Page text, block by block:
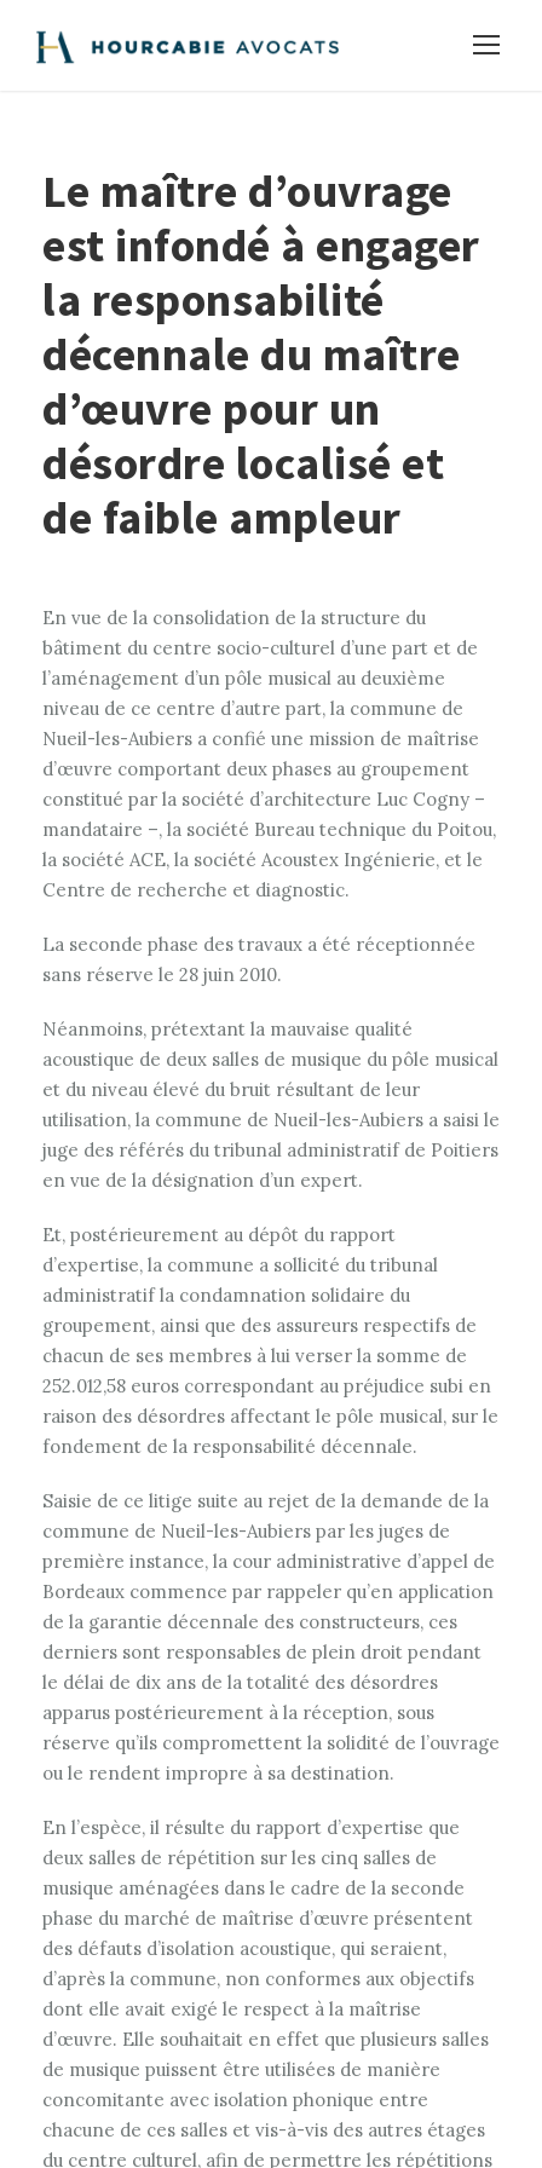
Le maître d’ouvrage
est infondé à engager
la responsabilité
décennale du maître
d’œuvre pour un
désordre localisé et
de faible ampleur
En vue de la consolidation de la structure du
bâtiment du centre socio-culturel d’une part et de
l’aménagement d’un pôle musical au deuxième
niveau de ce centre d’autre part, la commune de
Nueil-les-Aubiers a confié une mission de maîtrise
d’œuvre comportant deux phases au groupement
constitué par la société d’architecture Luc Cogny –
mandataire –, la société Bureau technique du Poitou,
la société ACE, la société Acoustex Ingénierie, et le
Centre de recherche et diagnostic.
La seconde phase des travaux a été réceptionnée
sans réserve le 28 juin 2010.
Néanmoins, prétextant la mauvaise qualité
acoustique de deux salles de musique du pôle musical
et du niveau élevé du bruit résultant de leur
utilisation, la commune de Nueil-les-Aubiers a saisi le
juge des référés du tribunal administratif de Poitiers
en vue de la désignation d’un expert.
Et, postérieurement au dépôt du rapport
d’expertise, la commune a sollicité du tribunal
administratif la condamnation solidaire du
groupement, ainsi que des assureurs respectifs de
chacun de ses membres à lui verser la somme de
252.012,58 euros correspondant au préjudice subi en
raison des désordres affectant le pôle musical, sur le
fondement de la responsabilité décennale.
Saisie de ce litige suite au rejet de la demande de la
commune de Nueil-les-Aubiers par les juges de
première instance, la cour administrative d’appel de
Bordeaux commence par rappeler qu’en application
de la garantie décennale des constructeurs, ces
derniers sont responsables de plein droit pendant
le délai de dix ans de la totalité des désordres
apparus postérieurement à la réception, sous
réserve qu’ils compromettent la solidité de l’ouvrage
ou le rendent impropre à sa destination.
En l’espèce, il résulte du rapport d’expertise que
deux salles de répétition sur les cinq salles de
musique aménagées dans le cadre de la seconde
phase du marché de maîtrise d’œuvre présentent
des défauts d’isolation acoustique, qui seraient,
d’après la commune, non conformes aux objectifs
dont elle avait exigé le respect à la maîtrise
d’œuvre. Elle souhaitait en effet que plusieurs salles
de musique puissent être utilisées de manière
concomitante avec isolation phonique entre
chacune de ces salles et vis-à-vis des autres étages
du centre culturel, afin de permettre les répétitions